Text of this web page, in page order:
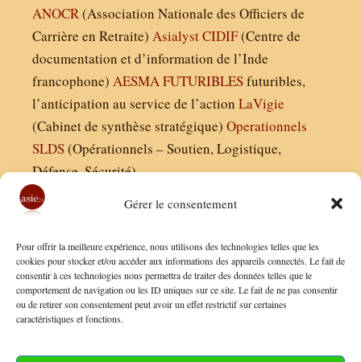
Gérer le consentement
Pour offrir la meilleure expérience, nous utilisons des technologies telles que les
cookies pour stocker et/ou accéder aux informations des appareils connectés. Le fait de
consentir à ces technologies nous permettra de traiter des données telles que le
comportement de navigation ou les ID uniques sur ce site. Le fait de ne pas consentir
ou de retirer son consentement peut avoir un effet restrictif sur certaines
caractéristiques et fonctions.
ANOCR(Association Nationale des Officiers de
Carrière en Retraite) AsialystCIDIF(Centre de
documentation et d’information de l’Inde
francophone) AESMAFUTURIBLESfuturibles,
l’anticipation au service de l’action LaVigie
(Cabinet de synthèse stratégique) Operationnels
SLDS(Opérationnels – Soutien, Logistique,
Défense, Sécurité)
Finaldées EURL
Siège social : 13 avenue Boudon, 75016, Paris
Nous contacter